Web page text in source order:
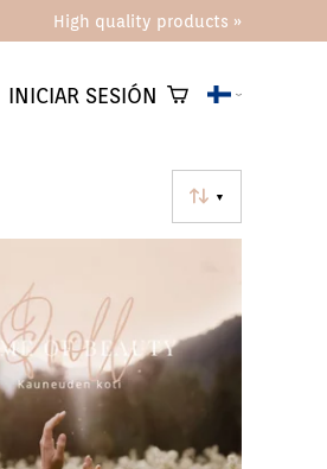
High quality products »
INICIAR SESIÓN
▼